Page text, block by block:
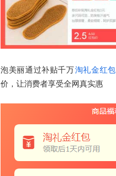
泡美丽通过补贴千万淘礼金红包
价，让消费者享受全网真实惠